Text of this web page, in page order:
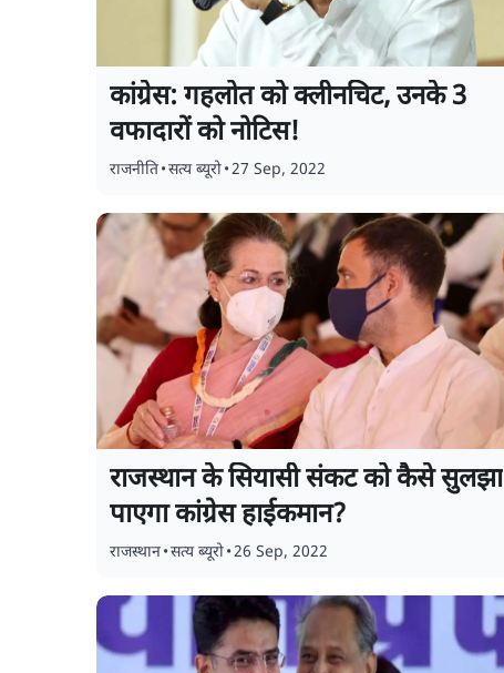
कांग्रेस: गहलोत को क्लीनचिट, उनके 3
वफादारों को नोटिस!
राजनीति•सत्य ब्यूरो•27 Sep, 2022
राजस्थान के सियासी संकट को कैसे सुलझा
पाएगा कांग्रेस हाईकमान?
राजस्थान•सत्य ब्यूरो•26 Sep, 2022